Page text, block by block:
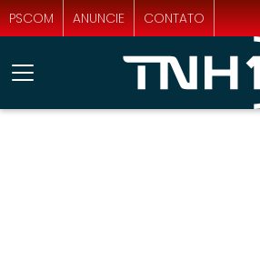
PSCOM ANUNCIE CONTATO